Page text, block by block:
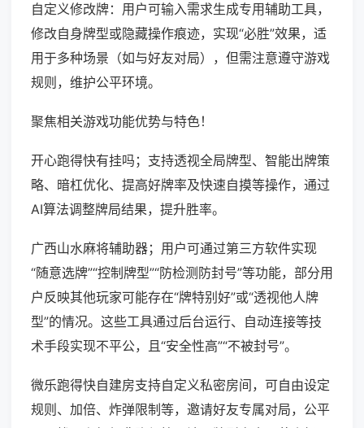
自定义修改牌：用户可输入需求生成专用辅助工具，
修改自身牌型或隐藏操作痕迹，实现“必胜”效果，适
用于多种场景（如与好友对局），但需注意遵守游戏
规则，维护公平环境。
聚焦相关游戏功能优势与特色！
开心跑得快有挂吗；支持透视全局牌型、智能出牌策
略、暗杠优化、提高好牌率及快速自摸等操作，通过
AI算法调整牌局结果，提升胜率。
广西山水麻将辅助器；用户可通过第三方软件实现
“随意选牌”“控制牌型”“防检测防封号”等功能，部分用
户反映其他玩家可能存在“牌特别好”或“透视他人牌
型”的情况。这些工具通过后台运行、自动连接等技
术手段实现不平公，且“安全性高”“不被封号”。
微乐跑得快自建房支持自定义私密房间，可自由设定
规则、加倍、炸弹限制等，邀请好友专属对局，公平